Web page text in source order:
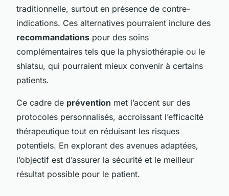
traditionnelle, surtout en présence de contre-
indications. Ces alternatives pourraient inclure des
recommandations pour des soins
complémentaires tels que la physiothérapie ou le
shiatsu, qui pourraient mieux convenir à certains
patients.
Ce cadre de prévention met l’accent sur des
protocoles personnalisés, accroissant l’efficacité
thérapeutique tout en réduisant les risques
potentiels. En explorant des avenues adaptées,
l’objectif est d’assurer la sécurité et le meilleur
résultat possible pour le patient.